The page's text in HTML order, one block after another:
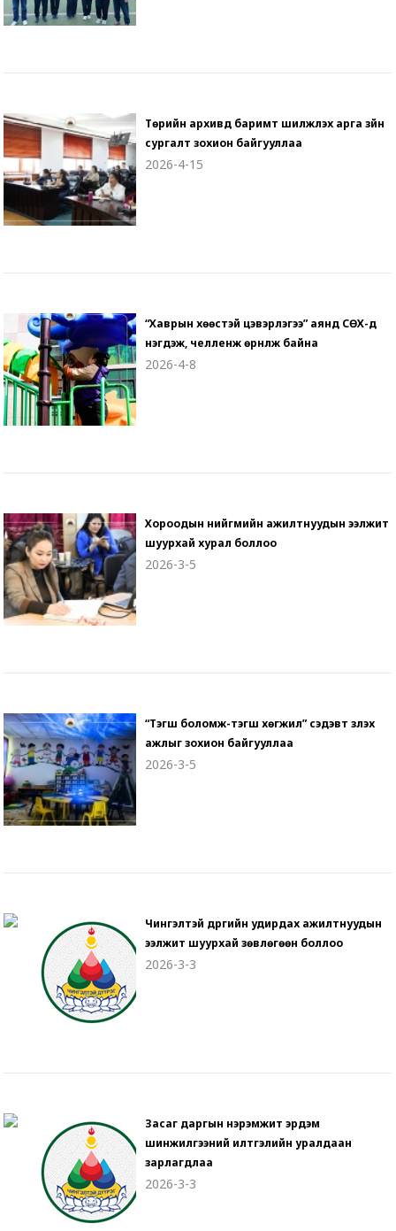
Төрийн архивд баримт шилжүүлэх арга зүйн
сургалт зохион байгууллаа
2026-4-15
“Хаврын хөөстэй цэвэрлэгээ” аянд СӨХ-үүд
нэгдэж, челленж өрнүүлж байна
2026-4-8
Хороодын нийгмийн ажилтнуудын ээлжит
шуурхай хурал боллоо
2026-3-5
“Тэгш боломж-тэгш хөгжил” сэдэвт үзүүлэх
ажлыг зохион байгууллаа
2026-3-5
Чингэлтэй дүүргийн удирдах ажилтнуудын
ээлжит шуурхай зөвлөгөөн боллоо
2026-3-3
Засаг даргын нэрэмжит эрдэм
шинжилгээний илтгэлийн уралдаан
зарлагдлаа
2026-3-3